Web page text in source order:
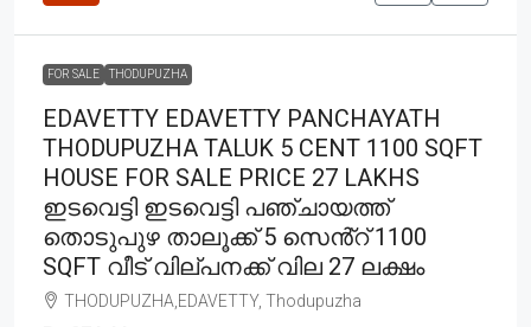
FOR SALE THODUPUZHA
EDAVETTY EDAVETTY PANCHAYATH
THODUPUZHA TALUK 5 CENT 1100 SQFT
HOUSE FOR SALE PRICE 27 LAKHS
ഇടവെട്ടി ഇടവെട്ടി പഞ്ചായത്ത്
തൊടുപുഴ താലൂക്ക് 5 സെൻ്റ് 1100
SQFT വീട് വില്പനക്ക് വില 27 ലക്ഷം
THODUPUZHA,EDAVETTY, Thodupuzha